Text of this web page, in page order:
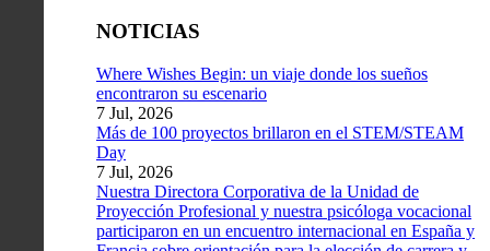
NOTICIAS
Where Wishes Begin: un viaje donde los sueños
encontraron su escenario
7 Jul, 2026
Más de 100 proyectos brillaron en el STEM/STEAM
Day
7 Jul, 2026
Nuestra Directora Corporativa de la Unidad de
Proyección Profesional y nuestra psicóloga vocacional
participaron en un encuentro internacional en España y